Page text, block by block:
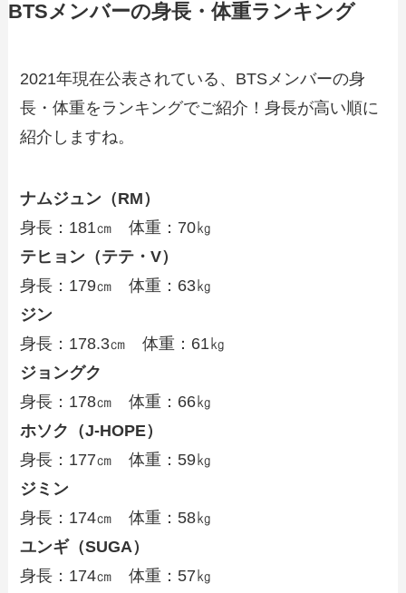
BTSメンバーの身長・体重ランキング
2021年現在公表されている、BTSメンバーの身
長・体重をランキングでご紹介！身長が高い順に
紹介しますね。
ナムジュン（RM）
身長：181㎝ 体重：70㎏
テヒョン（テテ・V）
身長：179㎝ 体重：63㎏
ジン
身長：178.3㎝ 体重：61㎏
ジョングク
身長：178㎝ 体重：66㎏
ホソク（J-HOPE）
身長：177㎝ 体重：59㎏
ジミン
身長：174㎝ 体重：58㎏
ユンギ（SUGA）
身長：174㎝ 体重：57㎏